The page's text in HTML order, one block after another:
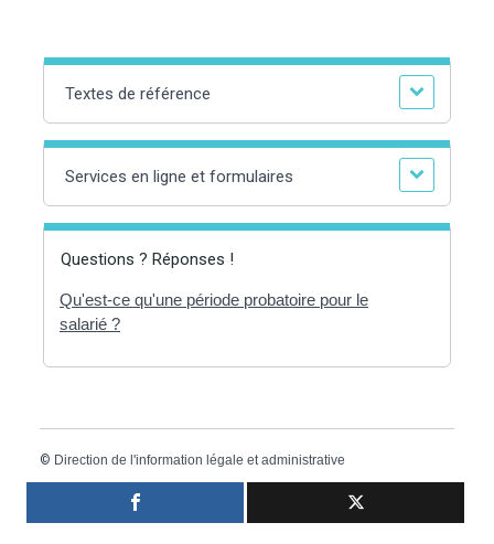
Textes de référence
Services en ligne et formulaires
Questions ? Réponses !
Qu'est-ce qu'une période probatoire pour le
salarié ?
© Direction de l'information légale et administrative